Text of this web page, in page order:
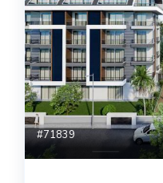
#71839